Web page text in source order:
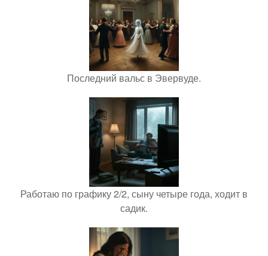
Последний вальс в Эвервуде.
Работаю по графику 2/2, сыну четыре года, ходит в
садик.